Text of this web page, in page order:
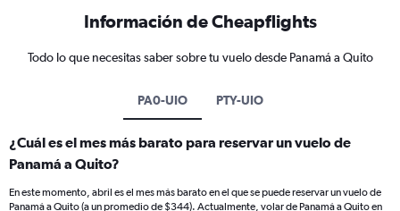
Información de Cheapflights
Todo lo que necesitas saber sobre tu vuelo desde Panamá a Quito
PA0-UIO PTY-UIO
¿Cuál es el mes más barato para reservar un vuelo de
Panamá a Quito?
En este momento, abril es el mes más barato en el que se puede reservar un vuelo de
Panamá a Quito (a un promedio de $344). Actualmente, volar de Panamá a Quito en